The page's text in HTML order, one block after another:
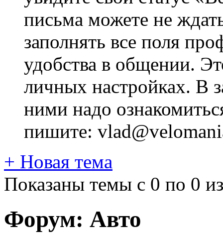
письма можете не
заполнять все поля
удобства в общении.
личных настройках. В
ними надо
пишите:
+ Новая тема
Показаны темы с 0 по 0
Форум: Авто